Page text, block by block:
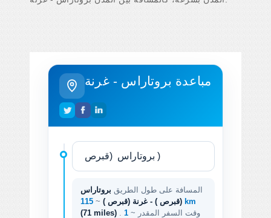
مباعدة بروتاراس - غرنة
المسافة على طول الطريق بروتاراس
(قبرص ) - غرنة (قبرص ) ~
115 km
(71 miles)
. وقت السفر المقدر ~ 1